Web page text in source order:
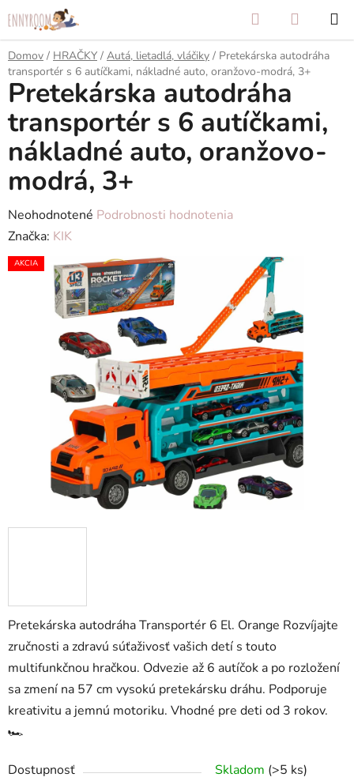
na
obsah
Hľadať
KOŠÍK
Domov / HRAČKY / Autá, lietadlá, vláčiky / Pretekárska autodráha
transportér s 6 autíčkami, nákladné auto, oranžovo-modrá, 3+
Pretekárska autodráha Transportér 6 El. Orange Rozvíjajte
zručnosti a zdravú súťaživosť vašich detí s touto
multifunkčnou hračkou. Odvezie až 6 autíčok a po rozložení
sa zmení na 57 cm vysokú pretekársku dráhu. Podporuje
kreativitu a jemnú motoriku. Vhodné pre deti od 3 rokov.
🏎️
Dostupnosť Skladom (>5 ks)
Pretekárska autodráha
transportér s 6 autíčkami,
nákladné auto, oranžovo-
modrá, 3+
Priemerné
hodnotenie
produktu
Neohodnotené Podrobnosti hodnotenia
Značka: KIK
AKCIA